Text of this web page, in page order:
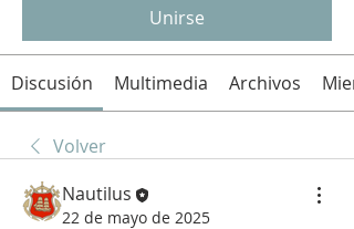
Unirse
Discusión Multimedia Archivos
Volver
Nautilus
22 de mayo de 2025